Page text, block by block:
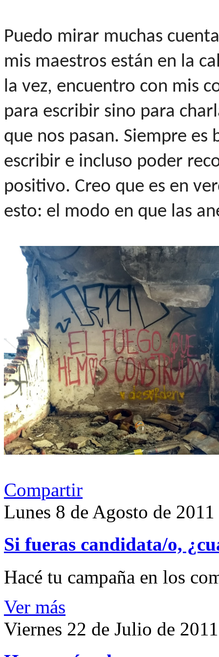
Puedo mirar muchas
mis maestros están en la
la vez, encuentro con mis
para escribir sino para
que nos pasan. Siempre
escribir e incluso poder
positivo. Creo que es en
esto: el modo en que las
Compartir
Lunes 8 de Agosto de 2011
Si fueras candidata/o,
Hacé tu campaña en los
Ver más
Viernes 22 de Julio de 2011